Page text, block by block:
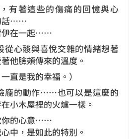
有著這些的傷痛的回憶與心
話……
伊在一起……
從心酸與喜悅交雜的情緒想著
他臉頰傳來的溫度。
直是我的幸福。）
龐的動作……也可以是這麼的
小木屋裡的火爐一樣。
你的心意……
中，是如此的特別。